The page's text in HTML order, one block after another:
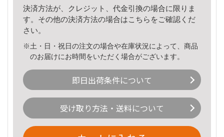
決済方法が、クレジット、代金引換の場合に限りま
す。その他の決済方法の場合はこちら をご確認くだ
さい。
※土・日・祝日の注文の場合や在庫状況によって、商品
のお届けにお時間をいただく場合がございます。
即日出荷条件について
受け取り方法・送料について